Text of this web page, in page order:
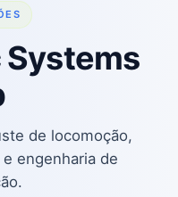
Systems
de locomoção,
engenharia de